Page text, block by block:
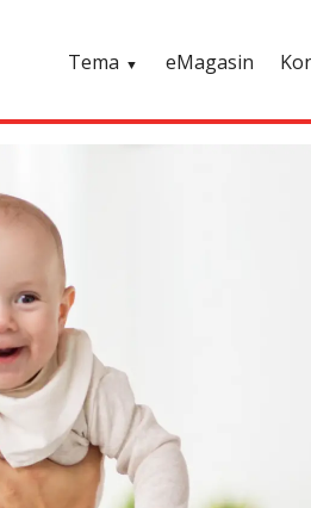
Tema eMagasin